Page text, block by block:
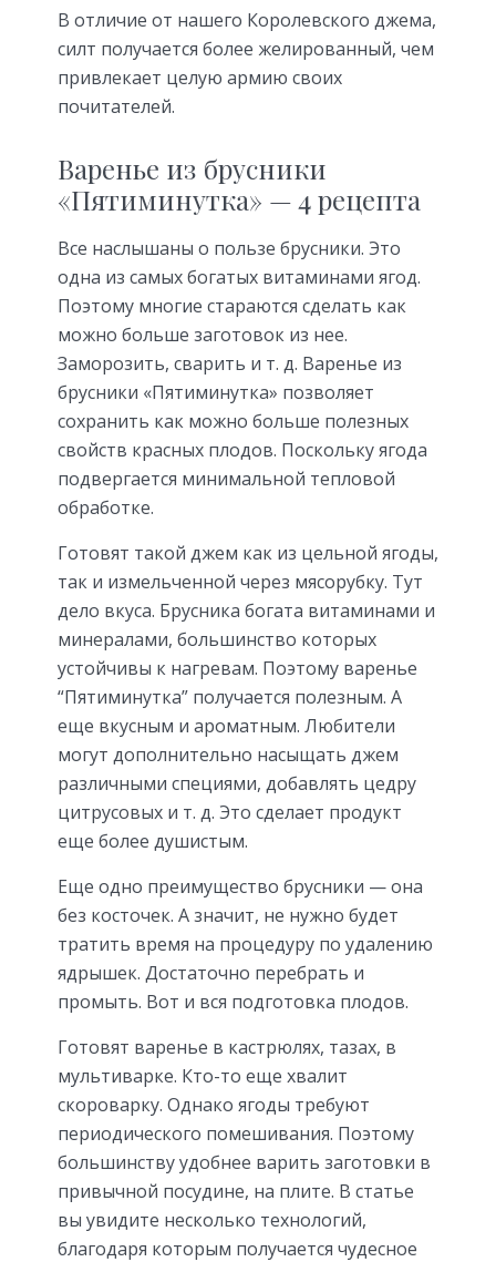
В отличие от нашего Королевского джема,
силт получается более желированный, чем
привлекает целую армию своих
почитателей.
Варенье из брусники
«Пятиминутка» — 4 рецепта
Все наслышаны о пользе брусники. Это
одна из самых богатых витаминами ягод.
Поэтому многие стараются сделать как
можно больше заготовок из нее.
Заморозить, сварить и т. д. Варенье из
брусники «Пятиминутка» позволяет
сохранить как можно больше полезных
свойств красных плодов. Поскольку ягода
подвергается минимальной тепловой
обработке.
Готовят такой джем как из цельной ягоды,
так и измельченной через мясорубку. Тут
дело вкуса. Брусника богата витаминами и
минералами, большинство которых
устойчивы к нагревам. Поэтому варенье
“Пятиминутка” получается полезным. А
еще вкусным и ароматным. Любители
могут дополнительно насыщать джем
различными специями, добавлять цедру
цитрусовых и т. д. Это сделает продукт
еще более душистым.
Еще одно преимущество брусники — она
без косточек. А значит, не нужно будет
тратить время на процедуру по удалению
ядрышек. Достаточно перебрать и
промыть. Вот и вся подготовка плодов.
Готовят варенье в кастрюлях, тазах, в
мультиварке. Кто-то еще хвалит
скороварку. Однако ягоды требуют
периодического помешивания. Поэтому
большинству удобнее варить заготовки в
привычной посудине, на плите. В статье
вы увидите несколько технологий,
благодаря которым получается чудесное